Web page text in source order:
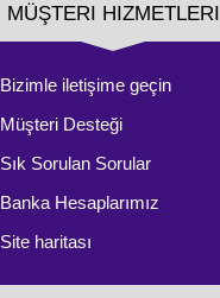
MÜŞTERI HIZMETLERI
Bizimle iletişime geçin
Müşteri Desteği
Sık Sorulan Sorular
Banka Hesaplarımız
Site haritası